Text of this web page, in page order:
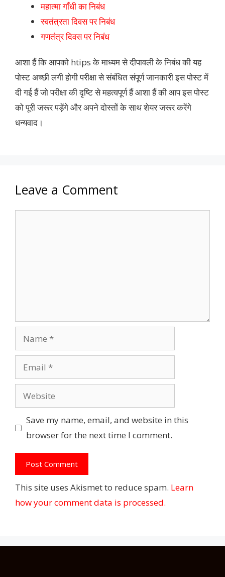
महात्मा गाँधी का निबंध
स्वतंत्रता दिवस पर निबंध
गणतंत्र दिवस पर निबंध
आशा हैं कि आपको htips के माध्यम से दीपावली के निबंध की यह
पोस्ट अच्छी लगी होगी परीक्षा से संबंधित संपूर्ण जानकारी इस पोस्ट में
दी गई हैं जो परीक्षा की दृष्टि से महत्वपूर्ण हैं आशा हैं की आप इस पोस्ट
को पूरी जरूर पड़ेंगे और अपने दोस्तों के साथ शेयर जरूर करेंगे
धन्यवाद।
Leave a Comment
Name
Email
Website
Save my name, email, and website in this
browser for the next time I comment.
This site uses Akismet to reduce spam. Learn
how your comment data is processed.